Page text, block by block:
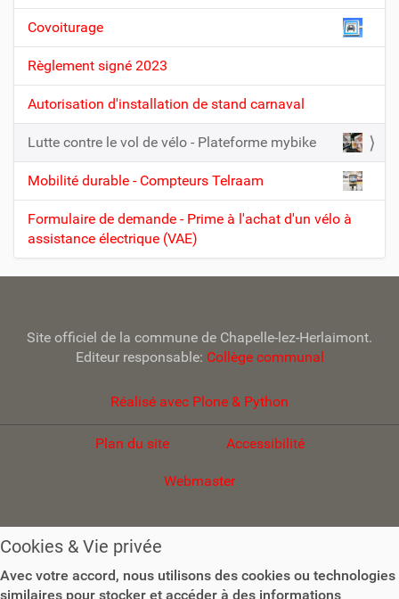
Covoiturage
Règlement signé 2023
Autorisation d'installation de stand carnaval
Lutte contre le vol de vélo - Plateforme mybike
Mobilité durable - Compteurs Telraam
Formulaire de demande - Prime à l'achat d'un vélo à
assistance électrique (VAE)
Site officiel de la commune de Chapelle-lez-Herlaimont.
Editeur responsable: Collège communal
Réalisé avec Plone & Python
Plan du site Accessibilité
Webmaster
Cookies & Vie privée
Avec votre accord, nous utilisons des cookies ou technologies
similaires pour stocker et accéder à des informations